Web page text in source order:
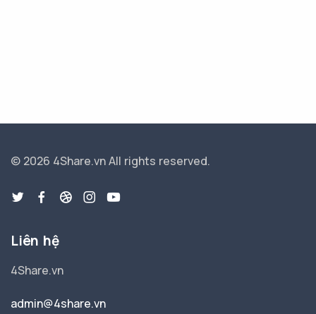
© 2026 4Share.vnAll rights reserved.
Liên hệ
4Share.vn
admin@4share.vn